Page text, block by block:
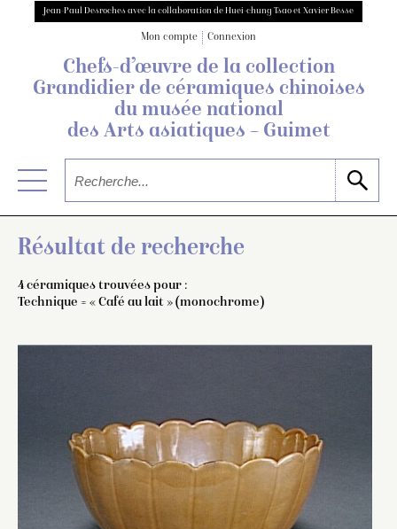
Jean-Paul Desroches avec la collaboration de Huei-chung Tsao et Xavier Besse
Mon compte Connexion
Chefs-d’œuvre de la collection
Grandidierde céramiques chinoises
du musée national
des Arts asiatiques – Guimet
Résultat de recherche
4 céramiques trouvées pour :
Technique = « Café au lait » (monochrome)